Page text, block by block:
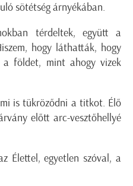
sötétség árnyékában.
térdeltek, együtt a
hogy láthatták, hogy
a földet, mint ahogy vizek
is tükröződni a titkot. Élő
előtt arc-vesztőhellyé
Élettel, egyetlen szóval, a